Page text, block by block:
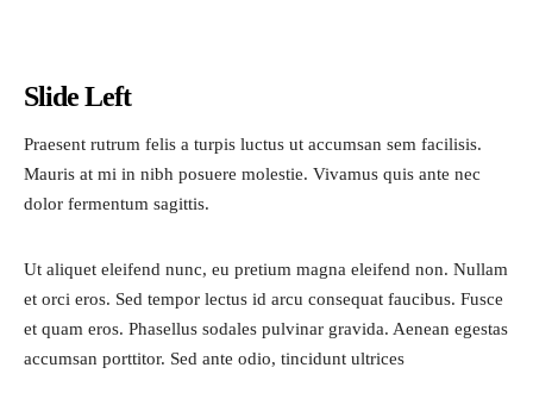
Slide Left
Praesent rutrum felis a turpis luctus ut accumsan sem facilisis.
Mauris at mi in nibh posuere molestie. Vivamus quis ante nec
dolor fermentum sagittis.
Ut aliquet eleifend nunc, eu pretium magna eleifend non. Nullam
et orci eros. Sed tempor lectus id arcu consequat faucibus. Fusce
et quam eros. Phasellus sodales pulvinar gravida. Aenean egestas
accumsan porttitor. Sed ante odio, tincidunt ultrices